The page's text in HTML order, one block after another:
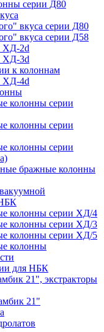
серии Д80
вкуса серии Д80
вкуса серии Д58
ХД-2d
ХД-3d
к колоннам
ХД-4d
колонны серии
колонны серии
колонны серии
бражные колонны
колонны серии ХД/4
колонны серии ХД/3
колонны серии ХД/5
колонны
для НБК
21", экстракторы
21"